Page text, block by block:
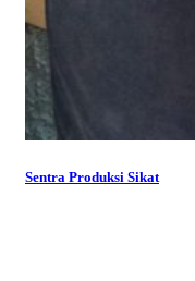
Sentra Produksi Sikat